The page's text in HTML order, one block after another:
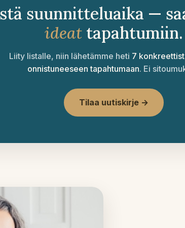
suunnitteluaika —
ideattapahtumiin.
Liity listalle, niin lähetämme heti 7
onnistuneeseen tapahtumaan. Ei
Tilaa uutiskirje →